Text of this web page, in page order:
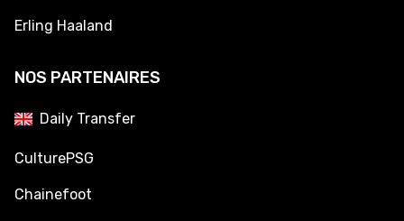
Erling Haaland
NOS PARTENAIRES
Daily Transfer
CulturePSG
Chainefoot